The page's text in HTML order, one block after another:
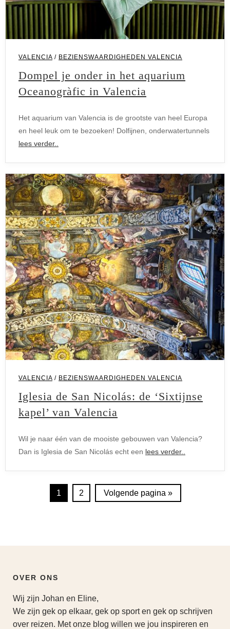
VALENCIA / BEZIENSWAARDIGHEDEN VALENCIA
Dompel je onder in het aquarium
Oceanogràfic in Valencia
Het aquarium van Valencia is de grootste van heel Europa
en heel leuk om te bezoeken! Dolfijnen, onderwatertunnels
lees verder..
VALENCIA / BEZIENSWAARDIGHEDEN VALENCIA
Iglesia de San Nicolás: de ‘Sixtijnse
kapel’ van Valencia
Wil je naar één van de mooiste gebouwen van Valencia?
Dan is Iglesia de San Nicolás echt een lees verder..
1 2 Volgende pagina »
OVER ONS
Wij zijn Johan en Eline,
We zijn gek op elkaar, gek op sport en gek op schrijven
over reizen. Met onze blog willen we jou inspireren en